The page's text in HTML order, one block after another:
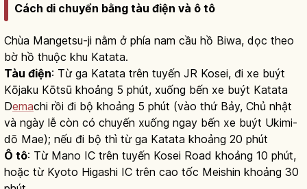
Cách di chuyển bằng tàu điện và ô tô
Chùa Mangetsu-ji nằm ở phía nam cầu hồ Biwa, dọc theo
bờ hồ thuộc khu Katata.
Tàu điện: Từ ga Katata trên tuyến JR Kosei, đi xe buýt
Kōjaku Kōtsū khoảng 5 phút, xuống bến xe buýt Katata
Demachi rồi đi bộ khoảng 5 phút (vào thứ Bảy, Chủ nhật
và ngày lễ còn có chuyến xuống ngay bến xe buýt Ukimi-
dō Mae); nếu đi bộ thì từ ga Katata khoảng 20 phút
Ô tô: Từ Mano IC trên tuyến Kosei Road khoảng 10 phút,
hoặc từ Kyoto Higashi IC trên cao tốc Meishin khoảng 30